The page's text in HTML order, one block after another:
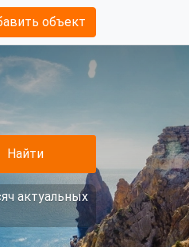
объект
Найти
актуальных